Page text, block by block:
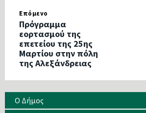
Επόμενο
Πρόγραμμα
εορτασμού της
επετείου της 25ης
Μαρτίου στην πόλη
της Αλεξάνδρειας
Ο Δήμος